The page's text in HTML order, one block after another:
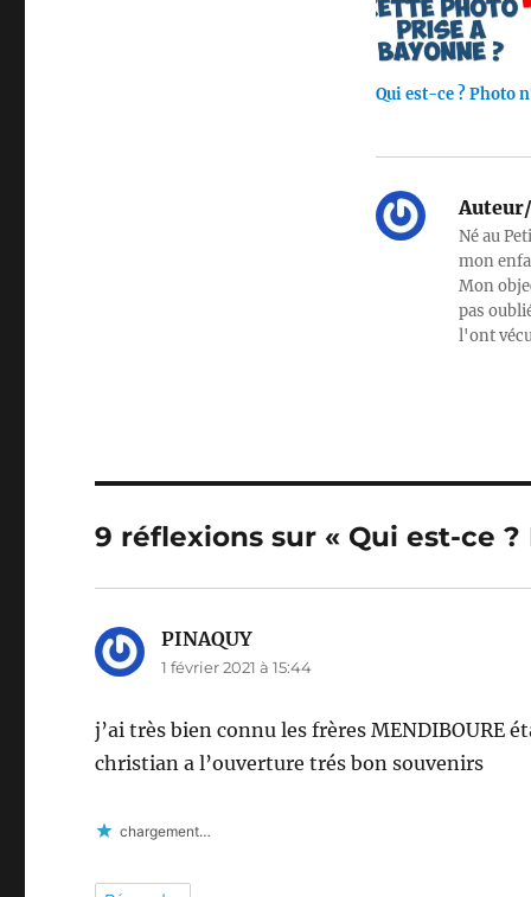
Qui est-ce ? Photo
Né au
mon
Mon
pas
l'ont
9 réflexions sur « Qui est-ce ?
PINAQUYdit :
1 février 2021 à 15:44
j’ai très bien connu les frères MENDIBOURE
christian a l’ouverture trés bon souvenirs
chargement…